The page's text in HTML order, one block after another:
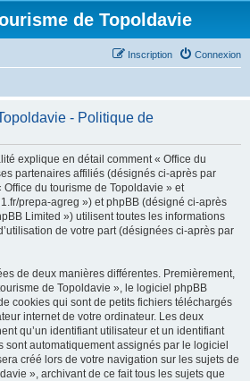
de Topoldavie
Connexion
Inscription
- Politique de
explique en détail comment « Office du
partenaires affiliés (désignés ci-après par
du tourisme de Topoldavie » et
prepa-agreg ») et phpBB (désigné ci-après
Limited ») utilisent toutes les informations
de votre part (désignées ci-après par
de deux manières différentes. Premièrement,
de Topoldavie », le logiciel phpBB
cookies qui sont de petits fichiers téléchargés
internet de votre ordinateur. Les deux
qu’un identifiant utilisateur et un identifiant
automatiquement assignés par le logiciel
créé lors de votre navigation sur les sujets de
», archivant de ce fait tous les sujets que